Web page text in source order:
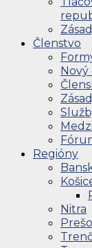
Členstvo
Nový
Regióny
Nitra